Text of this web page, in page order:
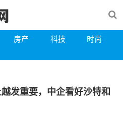
房产 科技
时尚
发重要，中企看好沙特和